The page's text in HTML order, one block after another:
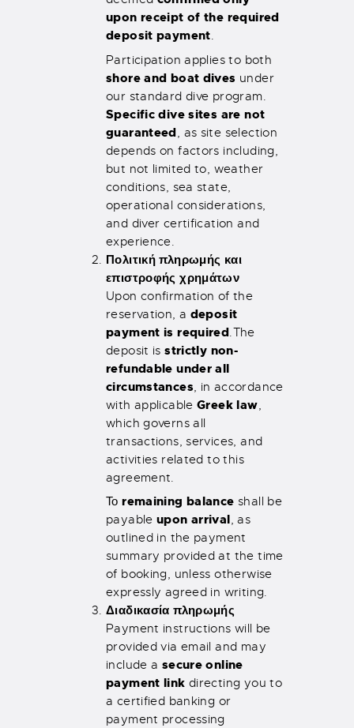
upon receipt of the required
deposit payment.
Participation applies to both
shore and boat dives under
our standard dive program.
Specific dive sites are not
guaranteed, as site selection
depends on factors including,
but not limited to, weather
conditions, sea state,
operational considerations,
and diver certification and
experience.
Πολιτική πληρωμής και
επιστροφής χρημάτων
Upon confirmation of the
reservation, a deposit
payment is required.The
deposit isstrictly non-
refundable under all
circumstances, in accordance
with applicableGreek law,
which governs all
transactions, services, and
activities related to this
agreement.
Το remaining balance shall be
payableupon arrival, as
outlined in the payment
summary provided at the time
of booking, unless otherwise
expressly agreed in writing.
Διαδικασία πληρωμής
Payment instructions will be
provided via email and may
include a secure online
payment link directing you to
a certified banking or
payment processing